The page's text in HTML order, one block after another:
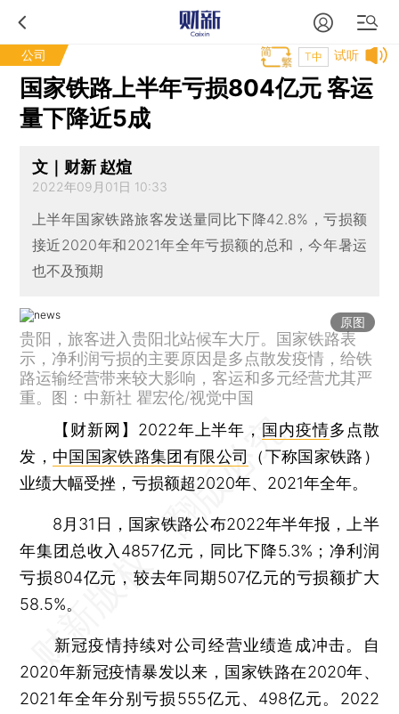
公司 试听
T中
国家铁路上半年亏损804亿元 客运
量下降近5成
文｜财新 赵煊
2022年09月01日 10:33
上半年国家铁路旅客发送量同比下降42.8%，亏损额
接近2020年和2021年全年亏损额的总和，今年暑运
也不及预期
原图
贵阳，旅客进入贵阳北站候车大厅。国家铁路表
示，净利润亏损的主要原因是多点散发疫情，给铁
路运输经营带来较大影响，客运和多元经营尤其严
重。图：中新社 瞿宏伦/视觉中国
【财新网】 2022年上半年， 国内疫情多点散
发， 中国国家铁路集团有限公司
（下称国家铁路）
业绩大幅受挫，亏损额超2020年、2021年全年。
8月31日，国家铁路公布2022年半年报，上半
年集团总收入4857亿元，同比下降5.3%；净利润
亏损804亿元，较去年同期507亿元的亏损额扩大
58.5%。
新冠疫情持续对公司经营业绩造成冲击。自
2020年新冠疫情暴发以来，国家铁路在2020年、
2021年全年分别亏损555亿元、498亿元。2022